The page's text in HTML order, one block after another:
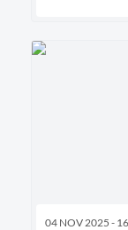
04 NOV 2025 -